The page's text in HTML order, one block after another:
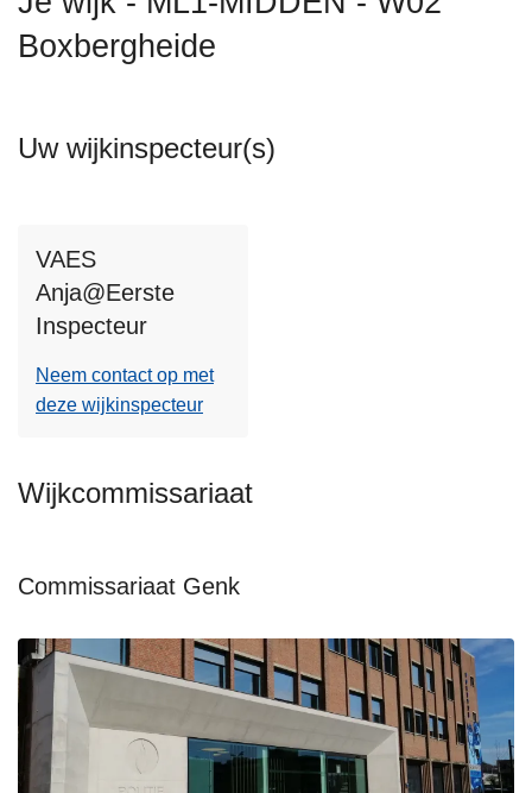
Boxbergheide
Uw wijkinspecteur(s)
VAES
Anja@Eerste
Inspecteur
Neem contact op met
deze wijkinspecteur
Wijkcommissariaat
Commissariaat Genk